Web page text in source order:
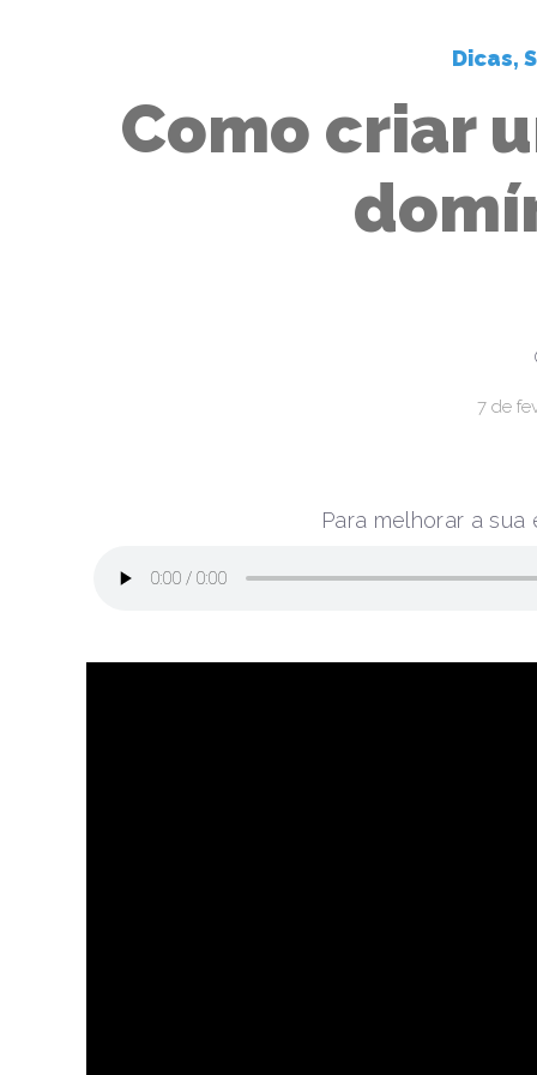
Dicas,
Como criar
7 de
Para melhorar a